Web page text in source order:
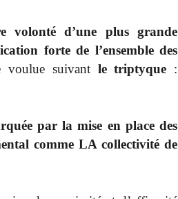
volonté d’une plus grande
forte de l’ensemble des
voulue suivant le triptyque :
par la mise en place des
comme LA collectivité de